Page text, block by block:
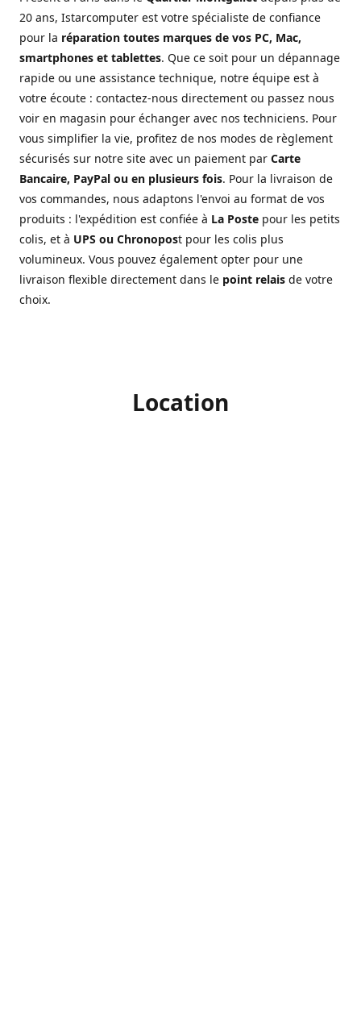
20 ans, Istarcomputer est votre spécialiste de confiance
pour la réparation toutes marques de vos PC, Mac,
smartphones et tablettes. Que ce soit pour un dépannage
rapide ou une assistance technique, notre équipe est à
votre écoute : contactez-nous directement ou passez nous
voir en magasin pour échanger avec nos techniciens. Pour
vous simplifier la vie, profitez de nos modes de règlement
sécurisés sur notre site avec un paiement par Carte
Bancaire, PayPal ou en plusieurs fois. Pour la livraison de
vos commandes, nous adaptons l'envoi au format de vos
produits : l'expédition est confiée à La Poste pour les petits
colis, et à UPS ou Chronopost pour les colis plus
volumineux. Vous pouvez également opter pour une
livraison flexible directement dans le point relais de votre
choix.
Location